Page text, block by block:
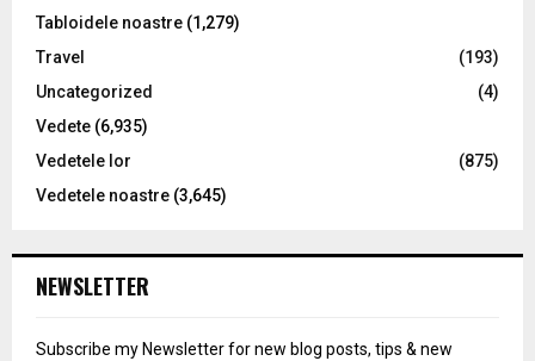
Tabloidele noastre (1,279)
Travel
(193)
Uncategorized
(4)
Vedete (6,935)
Vedetele lor
(875)
Vedetele noastre (3,645)
NEWSLETTER
Subscribe my Newsletter for new blog posts, tips & new